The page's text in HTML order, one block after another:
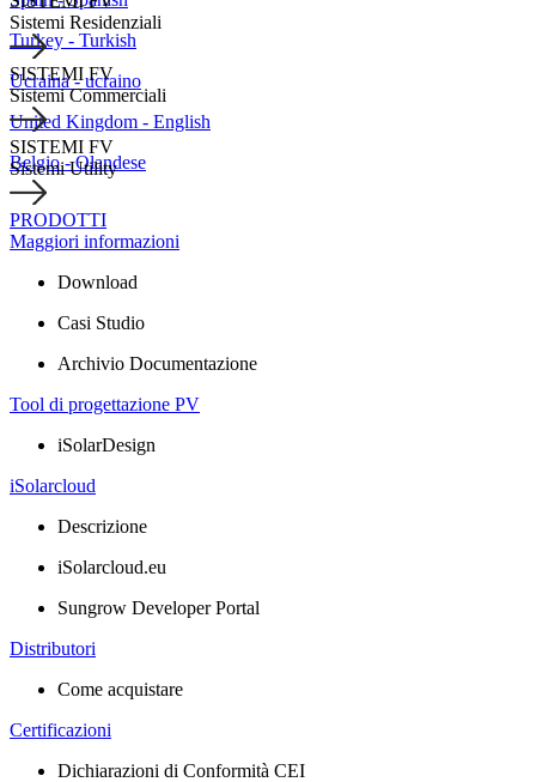
Turkey - Turkish
Ucraina - ucraino
United Kingdom - English
Belgio - Olandese
Sistemi Residenziali
SISTEMI FV
Sistemi Commerciali
SISTEMI FV
Sistemi Utility
PRODOTTI
Maggiori informazioni
Download
Casi Studio
Archivio Documentazione
Tool di progettazione PV
iSolarDesign
iSolarcloud
Descrizione
iSolarcloud.eu
Sungrow Developer Portal
Distributori
Come acquistare
Certificazioni
Dichiarazioni di Conformità CEI